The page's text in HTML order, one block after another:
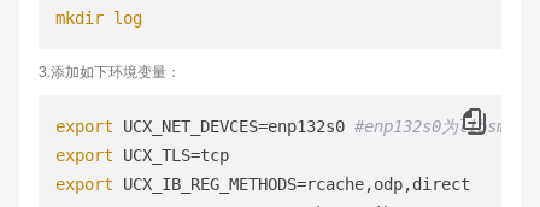
mkdir log
3.添加如下环境变量：
export UCX_NET_DEVCES=enp132s0 #enp132s0为
export
export